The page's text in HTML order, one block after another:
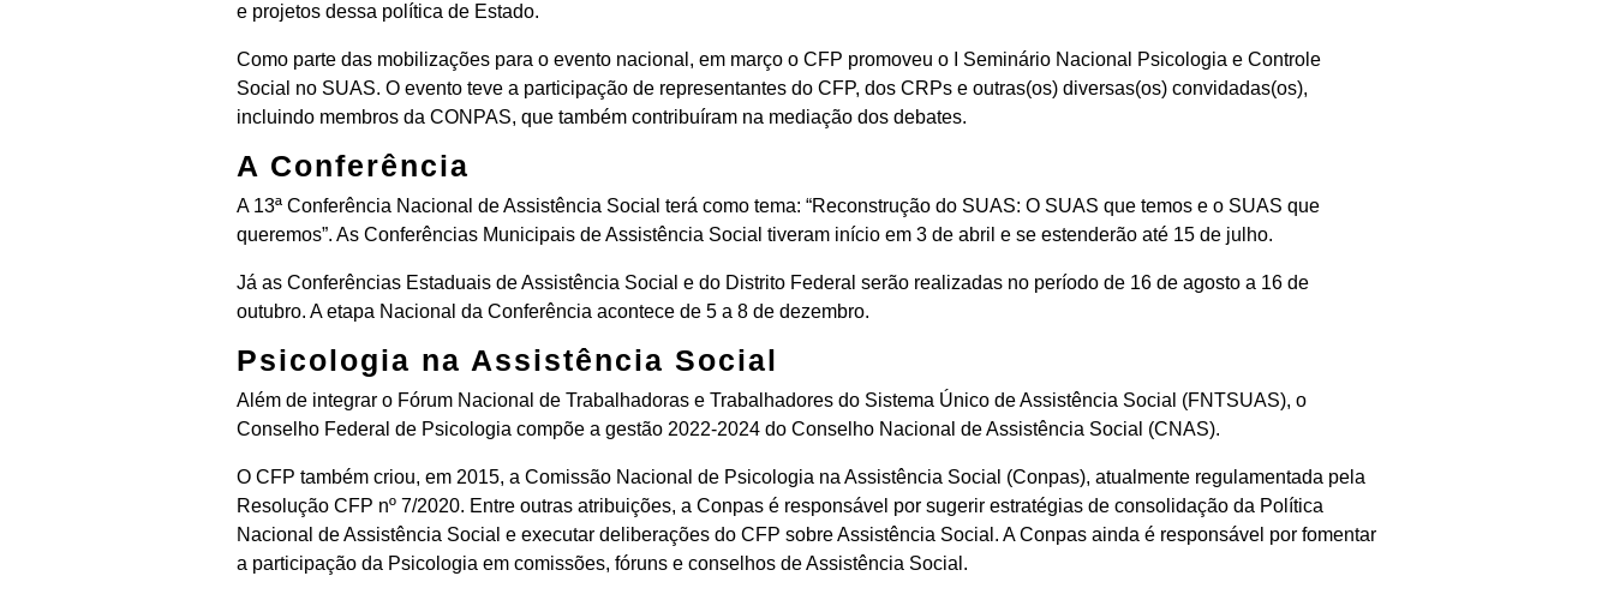
e projetos dessa política de Estado.
Como parte das mobilizações para o evento nacional, em março o CFP promoveu o I Seminário Nacional Psicologia e Controle
Social no SUAS. O evento teve a participação de representantes do CFP, dos CRPs e outras(os) diversas(os) convidadas(os),
incluindo membros da CONPAS, que também contribuíram na mediação dos debates.
A Conferência
A 13ª Conferência Nacional de Assistência Social terá como tema: “Reconstrução do SUAS: O SUAS que temos e o SUAS que
queremos”. As Conferências Municipais de Assistência Social tiveram início em 3 de abril e se estenderão até 15 de julho.
Já as Conferências Estaduais de Assistência Social e do Distrito Federal serão realizadas no período de 16 de agosto a 16 de
outubro. A etapa Nacional da Conferência acontece de 5 a 8 de dezembro.
Psicologia na Assistência Social
Além de integrar o Fórum Nacional de Trabalhadoras e Trabalhadores do Sistema Único de Assistência Social (FNTSUAS), o
Conselho Federal de Psicologia compõe a gestão 2022-2024 do Conselho Nacional de Assistência Social (CNAS).
O CFP também criou, em 2015, a Comissão Nacional de Psicologia na Assistência Social (Conpas), atualmente regulamentada pela
Resolução CFP nº 7/2020. Entre outras atribuições, a Conpas é responsável por sugerir estratégias de consolidação da Política
Nacional de Assistência Social e executar deliberações do CFP sobre Assistência Social. A Conpas ainda é responsável por fomentar
a participação da Psicologia em comissões, fóruns e conselhos de Assistência Social.